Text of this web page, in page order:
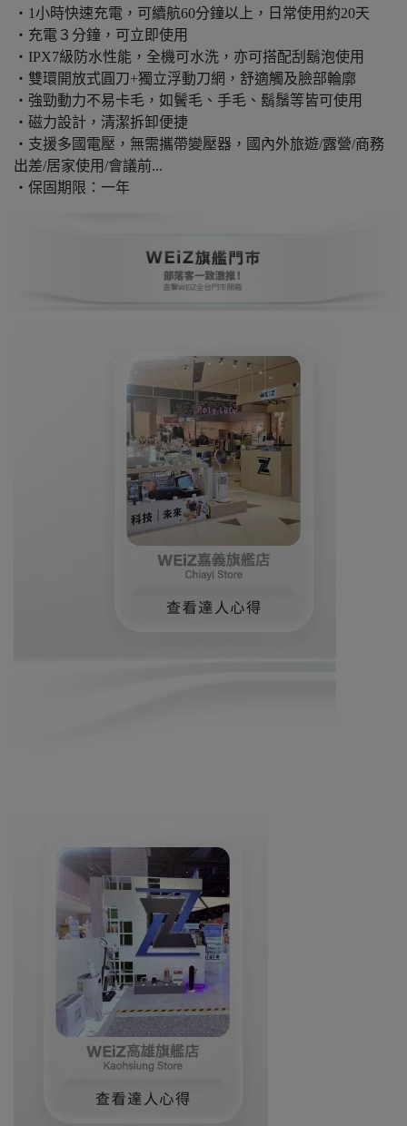
・1小時快速充電，可續航60分鐘以上，日常使用約20天
・充電３分鐘，可立即使用
・IPX7級防水性能，全機可水洗，亦可搭配刮鬍泡使用
・雙環開放式圓刀+獨立浮動刀網，舒適觸及臉部輪廓
・強勁動力不易卡毛，如鬢毛、手毛、鬍鬚等皆可使用
・磁力設計，清潔拆卸便捷
・支援多國電壓，無需攜帶變壓器，國內外旅遊/露營/商務
出差/居家使用/會議前...
・保固期限：一年